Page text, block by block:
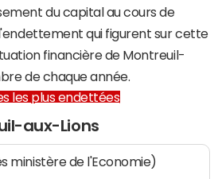
du capital au cours de
qui figurent sur cette
financière de Montreuil-
de chaque année.
les plus endettées
aux-Lions
ministère de l'Economie)